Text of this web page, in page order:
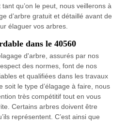
qu’on le peut, nous veillerons à
d’arbre gratuit et détaillé avant de
élaguer vos arbres.
dans le 40560
d'arbre, assurés par nos
des normes, font de nos
et qualifiées dans les travaux
soit le type d’élagage à faire, nous
très compétitif tout en vous
Certains arbres doivent être
représentent. C’est ainsi que